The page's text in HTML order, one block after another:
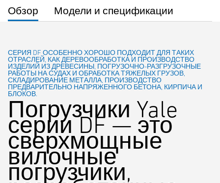
Обзор Модели и спецификации
СЕРИЯ DF ОСОБЕННО ХОРОШО ПОДХОДИТ ДЛЯ ТАКИХ
ОТРАСЛЕЙ, КАК ДЕРЕВООБРАБОТКА И ПРОИЗВОДСТВО
ИЗДЕЛИЙ ИЗ ДРЕВЕСИНЫ, ПОГРУЗОЧНО-РАЗГРУЗОЧНЫЕ
РАБОТЫ НА СУДАХ И ОБРАБОТКА ТЯЖЕЛЫХ ГРУЗОВ,
СКЛАДИРОВАНИЕ МЕТАЛЛА, ПРОИЗВОДСТВО
ПРЕДВАРИТЕЛЬНО НАПРЯЖЕННОГО БЕТОНА, КИРПИЧА И
БЛОКОВ.
Погрузчики Yale
серии DF — это
сверхмощные
вилочные
погрузчики,